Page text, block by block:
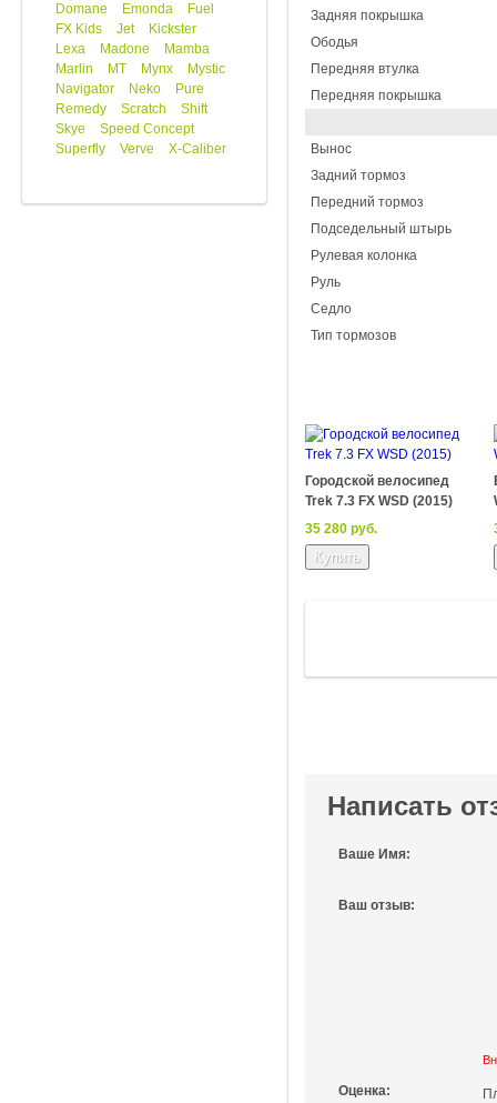
Domane
Emonda
Fuel
FX Kids
Jet
Kickster
Lexa
Madone
Mamba
Marlin
MT Mynx
Mystic
Navigator
Neko
Pure
Remedy
Scratch
Shift
Skye
Speed Concept
Superfly
Verve X-Caliber
Задняя покрышка
Ободья
Передняя втулка
Передняя покрышка
Вынос
Задний тормоз
Передний тормоз
Подседельный штырь
Рулевая колонка
Руль
Седло
Тип тормозов
Городской велосипед
Trek 7.3 FX WSD (2015)
35 280 руб.
Написать
Ваше Имя:
Ваш отзыв:
Оценка: